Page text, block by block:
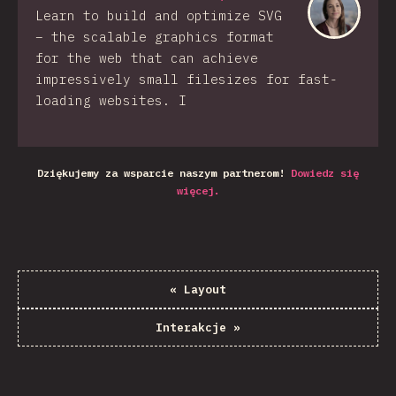
Learn to build and optimize SVG
– the scalable graphics format
for the web that can achieve
impressively small filesizes for fast-
loading websites. I
Dziękujemy za wsparcie naszym partnerom!
Dowiedz się
więcej.
« Layout
Interakcje »